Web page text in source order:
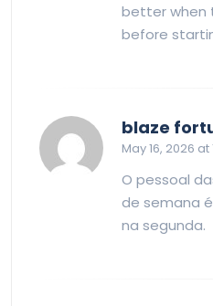
better when
before
blaze
May 16, 2026 at
O pessoal
de semana
na segunda.